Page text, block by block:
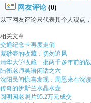
网友评论 (0)
以下网友评论只代表其个人观点
相关文章
交通纪念卡再度走俏
紫砂壶的收藏：切勿追风
清华大学收藏一批两千多年前的
陆衡老师吴语闲话之六
沈阳民间惊喜发现：周恩来在沈
传奇的伊斯兰水晶水壶
圆明园老照片95.2万元成交